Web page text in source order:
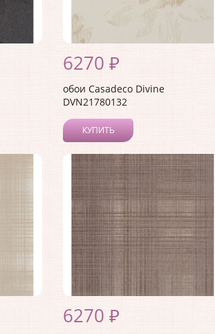
6270 ₽
обои Casadeco Divine
DVN21780132
КУПИТЬ
6270 ₽